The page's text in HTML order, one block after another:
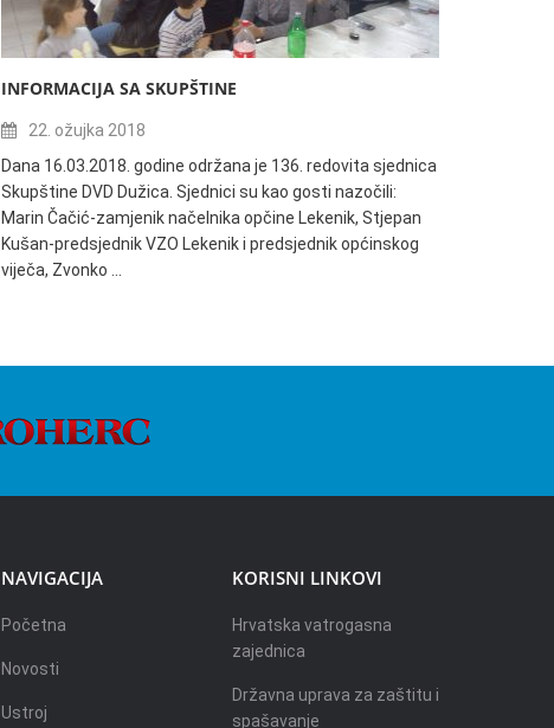
INFORMACIJA SA SKUPŠTINE
22. ožujka 2018
Dana 16.03.2018. godine održana je 136. redovita sjednica
Skupštine DVD Dužica. Sjednici su kao gosti nazočili:
Marin Čačić-zamjenik načelnika opčine Lekenik, Stjepan
Kušan-predsjednik VZO Lekenik i predsjednik općinskog
viječa, Zvonko …
NAVIGACIJA
Početna
Novosti
Ustroj
KORISNI LINKOVI
Hrvatska vatrogasna
zajednica
Državna uprava za zaštitu i
spašavanje